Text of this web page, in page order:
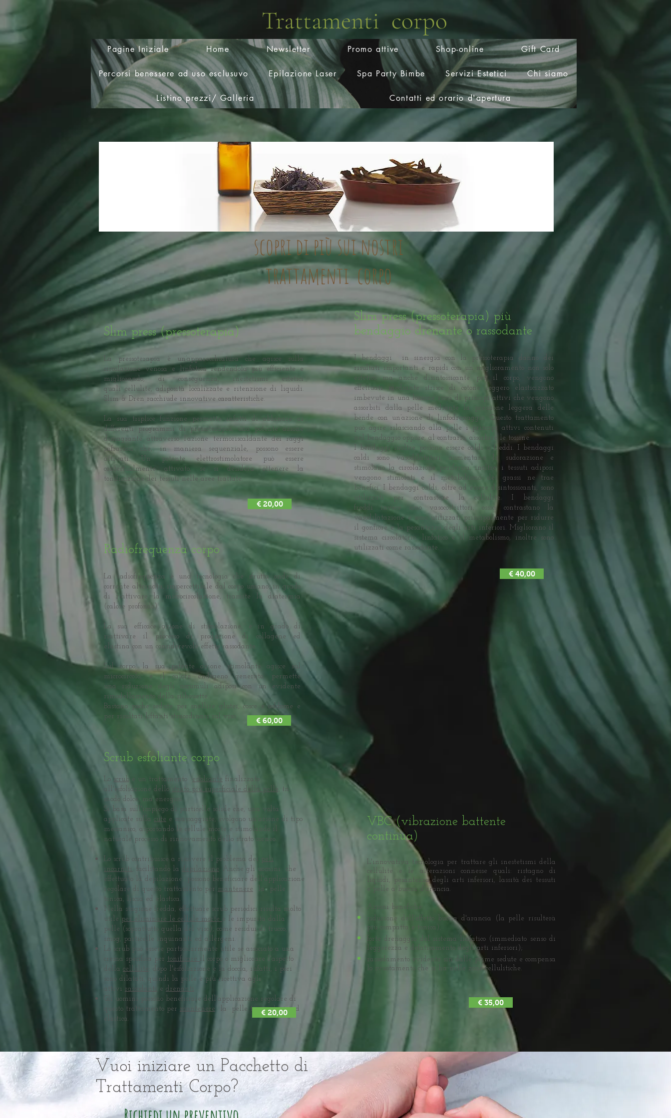
Trattamenti corpo
Pagine Iniziale Home Newsletter Promo attive Shop-online Gift Card
Percorsi benessere ad uso esclusuvo Epilazione Laser Spa Party Bimbe Servizi Estetici Chi siamo
Listino prezzi/ Galleria Contatti ed orario d'apertura
scopri di più sui nostri
trattamenti corpo
Slim press (pressoterapia)
La pressoterapia è un’apparecchiatura che agisce sulla
circolazione venosa e linfatica rendendola più efficiente e
migliorando, di conseguenza, inestetismi estetici
quali cellulite, adiposità localizzate e ritenzione di liquidi.
Slim & Dren racchiude innovative caratteristiche.
La sua triplice funzione permette infatti di abbinare ai
differenti programmi di pressoterapia, una potente azione
dimagrante attraverso l’azione termoriscaldante dei raggi
infrarossi che, in maniera sequenziale, possono essere
attivati. Un potente elettrostimolatore può essere
contestualmente attivato, se si desidera ottenere la
tonificazione dei tessuti nelle aree trattate.
€ 20,00
Radiofrequenza corpo
La radiofrequenza è una tecnologia che sfrutta onde di
corrente alternata, impercettibile dal corpo umano, in grado
di riattivare la microcircolazione, tramite la diatermia
(calore profondo).
La sua efficace azione di stimolazione, è in grado di
riattivare il processo di produzione di collagene ed
elastina con un considerevole effetto rassodante.
Sul corpo, la sua potente azione stimolante agisce sul
microcircolo, e il calore endogeno generato, permette
una riduzione degli accumuli adiposi con un evidente
rimodellamento della silhouette.
Bastano poche sedute per snellire glutei, cosce e addome e
per risultati liftanti straordinari sul viso.
€ 60,00
Slim press (pressoterapia) più
bendaggio drenante o rassodante
I bendaggi in sinergia con la pressoterapia danno dei
risultati importanti e rapidi con un miglioramento non solo
estetico ma anche disintossicante per il corpo, vengono
effettuati mediante strisce di cotone leggero elasticizzato
imbevute in una lozione ricca di principi attivi che vengono
assorbiti dalla pelle mediante la pressione leggera delle
bende con un’azione di linfodrenaggio. Questo trattamento
può agire rilasciando alla pelle i principi attivi contenuti
nel bendaggio oppure, al contrario, assorbire le tossine.
I bendaggi inoltre possone essere caldi o freddi. I bendaggi
caldi sono vasodilatatori, aumentano la sudorazione e
stimolano la circolazione periferica, inoltre, i tessuti adiposi
vengono stimolati e il metabolismo dei grassi ne trae
benefici. I bendaggi caldi, oltre ad essere disintossicanti, sono
utilizzati per contrastare la cellulite. I bendaggi
freddi invece sono vasocostrittori, ossia contrastano la
vasodilatazione e sono utilizzati principalmente per ridurre
il gonfiore e la pesantezza degli arti inferiori. Migliorano il
sistema circolatorio, linfatico e il metabolismo, inoltre sono
utilizzati come rassodante.
€ 40,00
Scrub esfoliante corpo
Lo scrub è un trattamento esfoliante finalizzato
all'esfoliazione dello
strato più superficiale della pelle, i n
modo dolce, ma energico.
Si basa sull'impiego di particelle solide che, una volta
applicate sulla cute e massaggiate, svolgono un'azione di tipo
meccanico, asportando le cellule morte e stimolando il
naturale processo di rinnovamento dello strato corneo.
Lo scrub contribuisce a risolvere il problema dei
peli
incarniti
, facilitando la depilazione . Anche gli uomini che
effettuato la depilazione possono beneficiare dell'applicazione
regolare di questo trattamento per mantenere
la pelle
tonica, liscia ed elastica.
Nella stagione fredda, effettuare scrub periodici risulta molto
utile per eliminare le cellule morte
e le impurità dalla
pelle (soprattutto quella del viso), come residui di trucco,
smog, particelle inquinanti ed allergeni.
Lo scrub può essere particolarmente utile se associato a una
crema specifica per tonificare
il corpo o migliorare l'aspetto
della cellulite
: dopo l'esfoliazione e la doccia, infatti, i pori
sono dilatati, quindi la pelle è più ricettiva agli
attivi rassodanti e drenanti
Gli uomini possono beneficiare dell'applicazione regolare di
questo trattamento per mantenere
la pelle tonica, liscia ed
elastica.
€ 20,00
VBC(vibrazione battente
continua)
L'innovativa tecnologia per trattare gli inestetismi della
cellulite e le alterazioni connesse quali: ristagno di
liquidi, pesantezza degli arti inferiori, lassità dei tessuti
e pelle a buccia d'arancia.
Azioni benefiche:
riduzione dell'effetto buccia d'arancia (la pelle risulterà
più compatta e tonica),
forte drenaggio del sistema linfatico (immediato senso di
leggerezza e defaticamento degli arti inferiori);
rassodamento evidente sin dalle prime sedute e compensa
lo svuotamento che si ha nelle zone cellulitiche.
€ 35,00
Vuoi iniziare un Pacchetto di
Trattamenti Corpo?